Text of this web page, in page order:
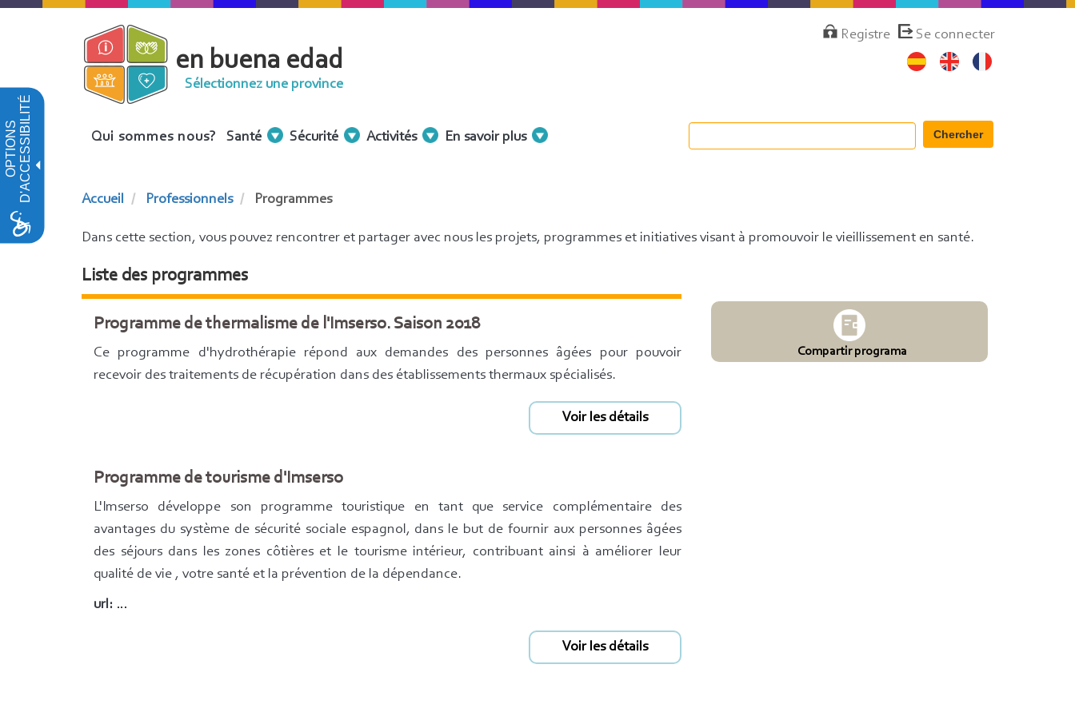
OPTIONSD'ACCESSIBILITÉ
Aller
MenúRegistre Se connecter
en buena edad
Sélectionnez une province
Menu
Qui sommes nous? Santé Sécurité Activités En savoir plus Chercher
Accueil Professionnels Programmes
Dans cette section, vous pouvez rencontrer et partager avec nous les projets, programmes et initiatives visant à promouvoir le vieillissement en santé.
Compartir programa
Liste des programmes
Programme de thermalisme de l'Imserso. Saison 2018
Ce programme d'hydrothérapie répond aux demandes des personnes âgées pour pouvoir
recevoir des traitements de récupération dans des établissements thermaux spécialisés.
Voir les détails
Programme de tourisme d'Imserso
L'Imserso développe son programme touristique en tant que service complémentaire des
avantages du système de sécurité sociale espagnol, dans le but de fournir aux personnes âgées
des séjours dans les zones côtières et le tourisme intérieur, contribuant ainsi à améliorer leur
qualité de vie , votre santé et la prévention de la dépendance.
url: …
Voir les détails